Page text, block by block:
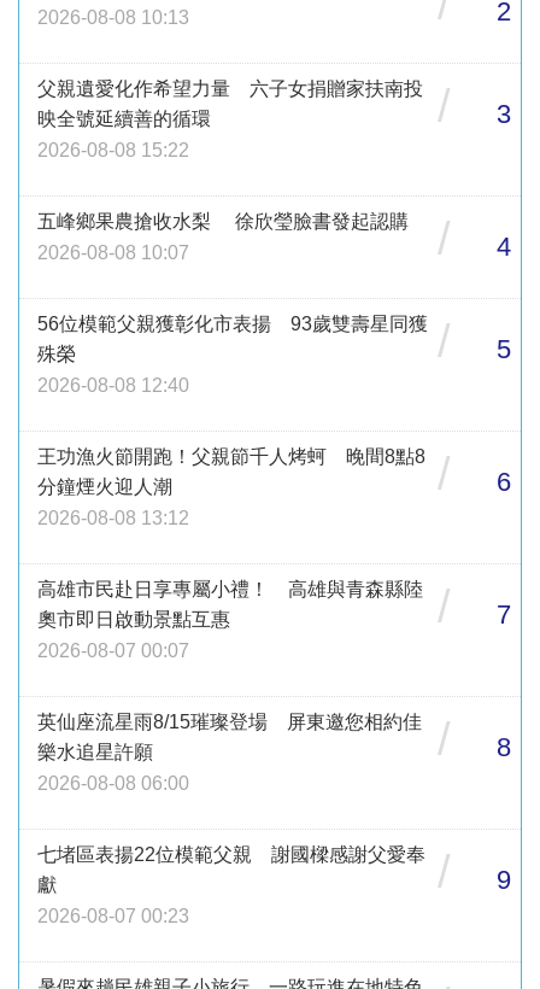
2026-08-08 10:13
2
父親遺愛化作希望力量 六子女捐贈家扶南投
映全號延續善的循環
2026-08-08 15:22
/ 3
五峰鄉果農搶收水梨 徐欣瑩臉書發起認購
2026-08-08 10:07
/ 4
56位模範父親獲彰化市表揚 93歲雙壽星同獲
殊榮
2026-08-08 12:40
/ 5
王功漁火節開跑！父親節千人烤蚵 晚間8點8
分鐘煙火迎人潮
2026-08-08 13:12
/ 6
高雄市民赴日享專屬小禮！ 高雄與青森縣陸
奧市即日啟動景點互惠
2026-08-07 00:07
/ 7
英仙座流星雨8/15璀璨登場 屏東邀您相約佳
樂水追星許願
2026-08-08 06:00
/ 8
七堵區表揚22位模範父親 謝國樑感謝父愛奉
獻
2026-08-07 00:23
/ 9